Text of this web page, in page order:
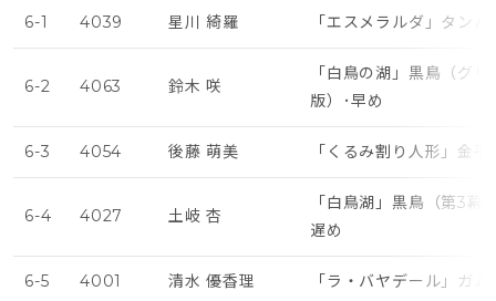
6-1 4039 星川 綺羅 「エスメラルダ」タン
6-2 4063 鈴木 咲
「白鳥の湖」黒鳥（グ
版）･早め
6-3 4054 後藤 萌美 「くるみ割り人形」金
6-4 4027 土岐 杏
「白鳥湖」黒鳥（第3幕
遅め
6-5 4001 清水 優香理 「ラ・バヤデール」ガ